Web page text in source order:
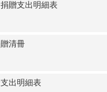
贈支出明細表
清冊
出明細表